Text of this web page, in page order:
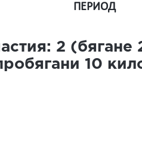
ПЕРИОД
2 (бягане
10